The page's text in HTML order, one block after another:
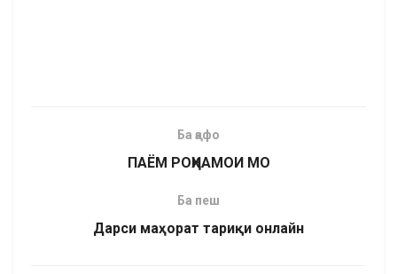
Ба қафо
ПАЁМ РОҲНАМОИ МО
Ба пеш
Дарси маҳорат тариқи онлайн